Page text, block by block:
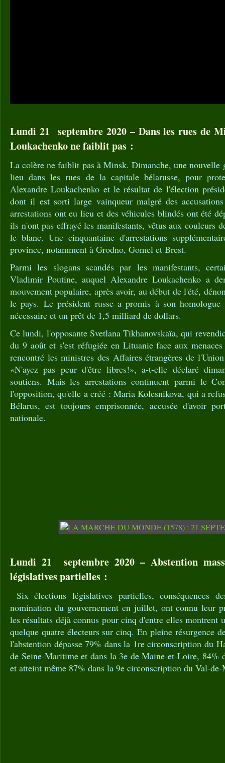
Lundi 21 septembre 2020 – Dans les rues de
Loukachenko ne faiblit pas :
La colère ne faiblit pas à Minsk. Dimanche, une nouvelle
lieu dans les rues de la capitale bélarusse, pour
Alexandre Loukachenko et le résultat de l'élection
dont il est sorti large vainqueur malgré des
arrestations ont eu lieu et des véhicules blindés ont été
ils n'ont pas effrayé les manifestants, vêtus aux couleurs
le blanc. Une cinquantaine d'arrestations
province, notamment à Grodno, Gomel et Brest.
Parmi les slogans scandés par les manifestants,
Vladimir Poutine, auquel Alexandre Loukachenko a
mouvement populaire, après avoir, au début de l'été,
le pays. Le président russe a promis à son
nécessaire et un prêt de 1,5 milliard de dollars.
Ce lundi, l'opposante Svetlana Tikhanovskaïa, qui
du 9 août et s'est réfugiée en Lituanie face aux
rencontré les ministres des Affaires étrangères de
«N'ayez pas peur d'être libres!», a-t-elle déclaré
soutiens. Mais les arrestations continuent parmi le
l'opposition, qu'elle a créé : Maria Kolesnikova, qui a
Bélarus, est toujours emprisonnée, accusée d'avoir
nationale.
Lundi 21 septembre 2020 – Abstention
législatives partielles :
Six élections législatives partielles, conséquences
nomination du gouvernement en juillet, ont connu leur
les résultats déjà connus pour cinq d'entre elles montrent
quelque quatre électeurs sur cinq. En pleine résurgence
l'abstention dépasse 79% dans la 1re circonscription du
de Seine-Maritime et dans la 3e de Maine-et-Loire, 84%
et atteint même 87% dans la 9e circonscription du Val-de-